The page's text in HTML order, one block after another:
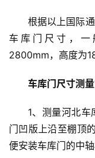
生
庭
院
大
根据以上国际
车库门尺寸，
2800mm，高度为
车库门尺寸测
1、测量河北
门凹版上沿至棚顶
便安装车库门的中